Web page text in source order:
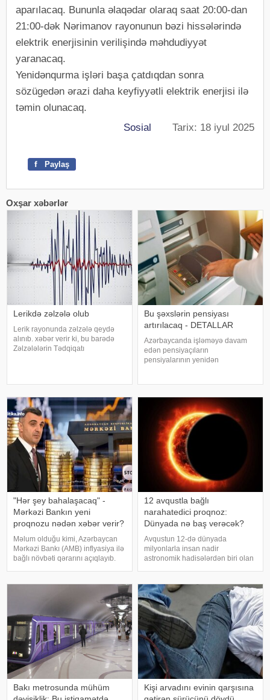
aparılacaq. Bununla əlaqədar olaraq saat 20:00-dan
21:00-dək Nərimanov rayonunun bəzi hissələrində
elektrik enerjisinin verilişində məhdudiyyət
yaranacaq.
Yenidənqurma işləri başa çatdıqdan sonra
sözügedən ərazi daha keyfiyyətli elektrik enerjisi ilə
təmin olunacaq.
Sosial Tarix: 18 iyul 2025
f Paylaş
Oxşar xəbərlər
Lerikdə zəlzələ olub
Lerik rayonunda zəlzələ qeydə
alınıb. xəbər verir ki, bu barədə
Zəlzələlərin Tədqiqatı
episentri 24 km. dərinlikdə olub.
Məlumat
Bu şəxslərin pensiyası
artırılacaq - DETALLAR
Azərbaycanda işləməyə davam
edən pensiyaçıların
pensiyalarının yenidən
Nazirliyinin məlumatına görə, artıq
1300-dən çox şəxsin pensiyas
"Hər şey bahalaşacaq" -
Mərkəzi Bankın yeni
proqnozu nədən xəbər verir?
Məlum olduğu kimi, Azərbaycan
Mərkəzi Bankı (AMB) inflyasiya ilə
bağlı növbəti qərarını açıqlayıb.
Azərbaycanda illik inflyasiyanın
2026-cı ildə 6,1 faiz, 2027-ci ildə
12 avqustla bağlı
narahatedici proqnoz:
Dünyada nə baş verəcək?
Avqustun 12-də dünyada
milyonlarla insan nadir
astronomik hadisələrdən biri olan
tutulmalar Yer kürəsində orta
hesabla hər 18 aydan bir baş
versə də, onların tam fazas
Bakı metrosunda mühüm
Kişi arvadını evinin qarşısına